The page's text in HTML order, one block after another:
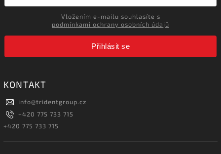
podmínkami ochrany osobních údajů
Přihlásit se
KONTAKT
info@tridentgroup.cz
+420 775 733 715
+420 775 733 715